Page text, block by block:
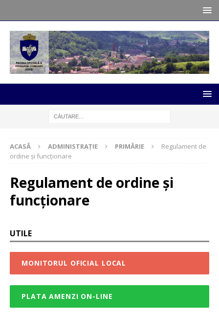
ACASĂ ADMINISTRAȚIE PRIMĂRIE
Regulament de
ordine și funcționare
Regulament de ordine și
funcționare
UTILE
MONITORUL OFICIAL LOCAL
PLATA AMENZI ON-LINE